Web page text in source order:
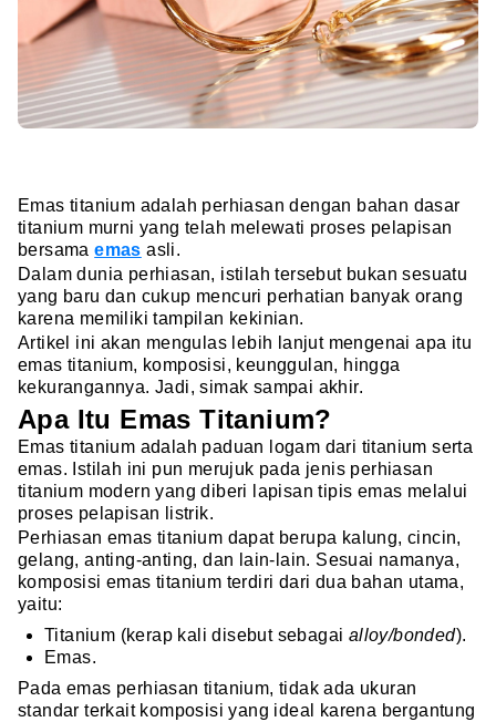
Emas titanium adalah perhiasan dengan bahan dasar
titanium murni yang telah melewati proses pelapisan
bersamaemas asli.
Dalam dunia perhiasan, istilah tersebut bukan sesuatu
yang baru dan cukup mencuri perhatian banyak orang
karena memiliki tampilan kekinian.
Artikel ini akan mengulas lebih lanjut mengenai apa itu
emas titanium, komposisi, keunggulan, hingga
kekurangannya. Jadi, simak sampai akhir.
Apa Itu Emas Titanium?
Emas titanium adalah paduan logam dari titanium serta
emas. Istilah ini pun merujuk pada jenis perhiasan
titanium modern yang diberi lapisan tipis emas melalui
proses pelapisan listrik.
Perhiasan emas titanium dapat berupa kalung, cincin,
gelang, anting-anting, dan lain-lain. Sesuai namanya,
komposisi emas titanium terdiri dari dua bahan utama,
yaitu:
Titanium (kerap kali disebut sebagai alloy/bonded).
Emas.
Pada emas perhiasan titanium, tidak ada ukuran
standar terkait komposisi yang ideal karena bergantung